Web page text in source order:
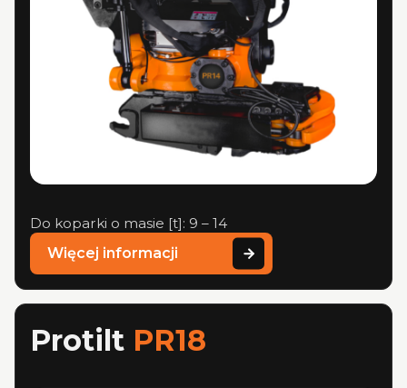
Do koparki o masie [t]: 9 – 14
Więcej informacji
Protilt PR18